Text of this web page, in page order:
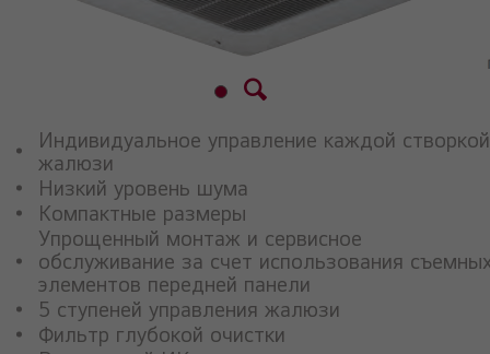
Индивидуальное управление каждой створкой
жалюзи
Низкий уровень шума
Компактные размеры
Упрощенный монтаж и сервисное
обслуживание за счет использования
элементов передней панели
5 ступеней управления жалюзи
Фильтр глубокой очистки